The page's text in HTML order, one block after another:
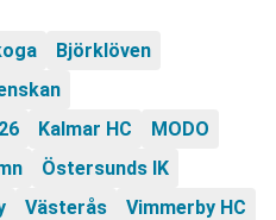
Björklöven
Kalmar HC
MODO
Östersunds IK
Västerås Vimmerby HC